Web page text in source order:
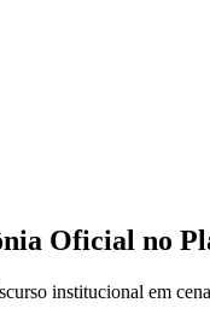
Oficial no
institucional em